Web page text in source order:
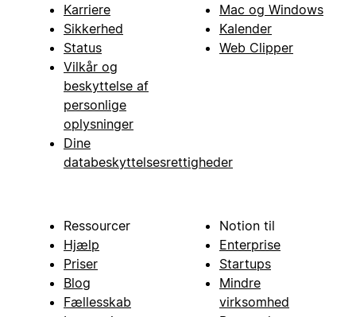
Karriere
Sikkerhed
Status
Vilkår og
beskyttelse af
personlige
oplysninger
Dine
databeskyttelsesrettigheder
Mac og Windows
Kalender
Web Clipper
Ressourcer
Hjælp
Priser
Blog
Fællesskab
Notion til
Enterprise
Startups
Mindre
virksomhed